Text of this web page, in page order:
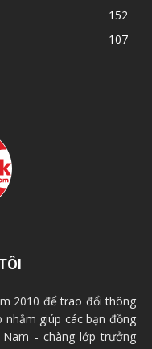
152
107
2010 để trao đổi thông
giúp các bạn đồng
- chàng lớp trưởng